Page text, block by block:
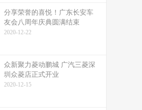
分享荣誉的喜悦！广东长安车
友会八周年庆典圆满结束
2020-12-22
众新聚力菱动鹏城 广汽三菱深
圳众菱店正式开业
2020-12-15